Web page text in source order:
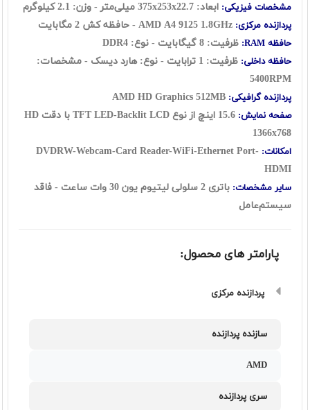
مشخصات فیزیکی: ابعاد: 375x253x22.7 میلی‌متر - وزن: 2.1 کیلوگرم
پردازنده مرکزی:
حافظه RAM: ظرفیت: 8 گيگابايت - نوع: DDR4
حافظه داخلی:
ظرفیت: 1 ترابایت - نوع: هارد ديسک - مشخصات:
5400RPM
پردازنده گرافیکی:
صفحه نمایش:
15.6 اينچ از نوع TFT LED-Backlit LCD با دقت HD
1366x768
امکانات: DVDRW-Webcam-Card Reader-WiFi-Ethernet Port-
HDMI
سایر مشخصات:
باتری 2 سلولی لیتیوم یون 30 وات ساعت - فاقد
سيستم‌عامل
پارامتر های محصول:
پردازنده مرکزی
سازنده پردازنده
AMD
سری پردازنده